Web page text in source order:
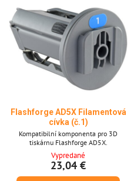
Flashforge AD5X Filamentová
cívka (č.1)
Kompatibilní komponenta pro 3D
tiskárnu Flashforge AD5X.
Vypredané
23,04 €